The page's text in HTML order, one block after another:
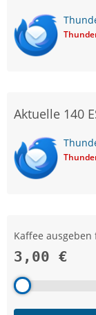
Aktuelle 140
Kaffee ausgeben
3,00 €